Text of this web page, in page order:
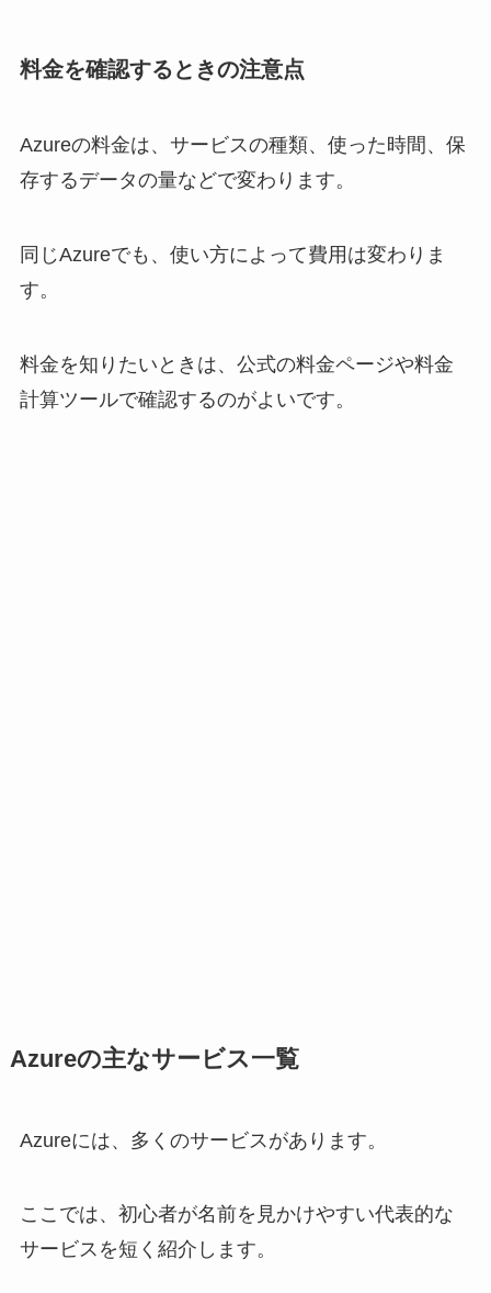
料金を確認するときの注意点
Azureの料金は、サービスの種類、使った時間、保
存するデータの量などで変わります。
同じAzureでも、使い方によって費用は変わりま
す。
料金を知りたいときは、公式の料金ページや料金
計算ツールで確認するのがよいです。
Azureの主なサービス一覧
Azureには、多くのサービスがあります。
ここでは、初心者が名前を見かけやすい代表的な
サービスを短く紹介します。